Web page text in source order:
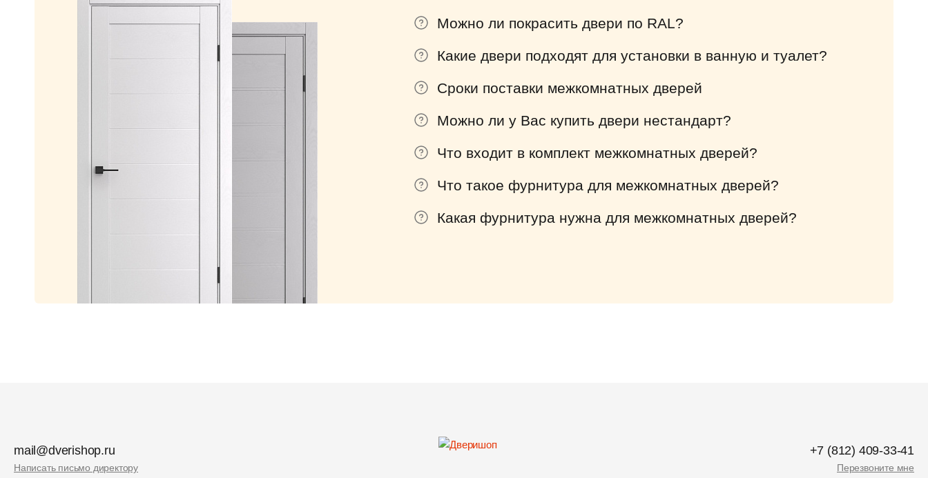
Можно ли покрасить двери по RAL?
Какие двери подходят для установки в ванную и туалет?
Сроки поставки межкомнатных дверей
Можно ли у Вас купить двери нестандарт?
Что входит в комплект межкомнатных дверей?
Что такое фурнитура для межкомнатных дверей?
Какая фурнитура нужна для межкомнатных дверей?
mail@dverishop.ru
Написать письмо директору
+7 (812) 409-33-41
Перезвоните мне